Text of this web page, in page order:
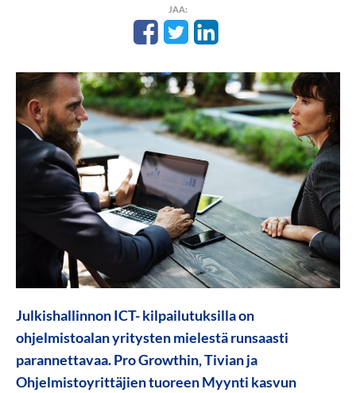
JAA:
Julkishallinnon ICT- kilpailutuksilla on
ohjelmistoalan yritysten mielestä runsaasti
parannettavaa. Pro Growthin, Tivian ja
Ohjelmistoyrittäjien tuoreen Myynti kasvun